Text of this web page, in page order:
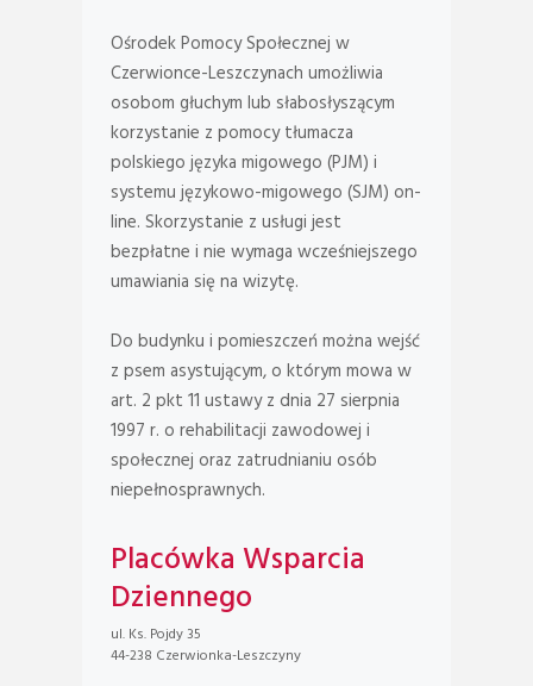
Ośrodek Pomocy Społecznej w
Czerwionce-Leszczynach umożliwia
osobom głuchym lub słabosłyszącym
korzystanie z pomocy tłumacza
polskiego języka migowego (PJM) i
systemu językowo-migowego (SJM) on-
line. Skorzystanie z usługi jest
bezpłatne i nie wymaga wcześniejszego
umawiania się na wizytę.
Do budynku i pomieszczeń można wejść
z psem asystującym, o którym mowa w
art. 2 pkt 11 ustawy z dnia 27 sierpnia
1997 r. o rehabilitacji zawodowej i
społecznej oraz zatrudnianiu osób
niepełnosprawnych.
Placówka Wsparcia
Dziennego
ul. Ks. Pojdy 35
44-238 Czerwionka-Leszczyny